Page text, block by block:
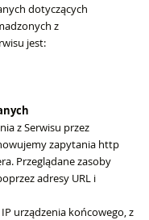
dotyczących
z
jest:
z Serwisu przez
zapytania http
Przeglądane zasoby
adresy URL i
urządzenia końcowego, z